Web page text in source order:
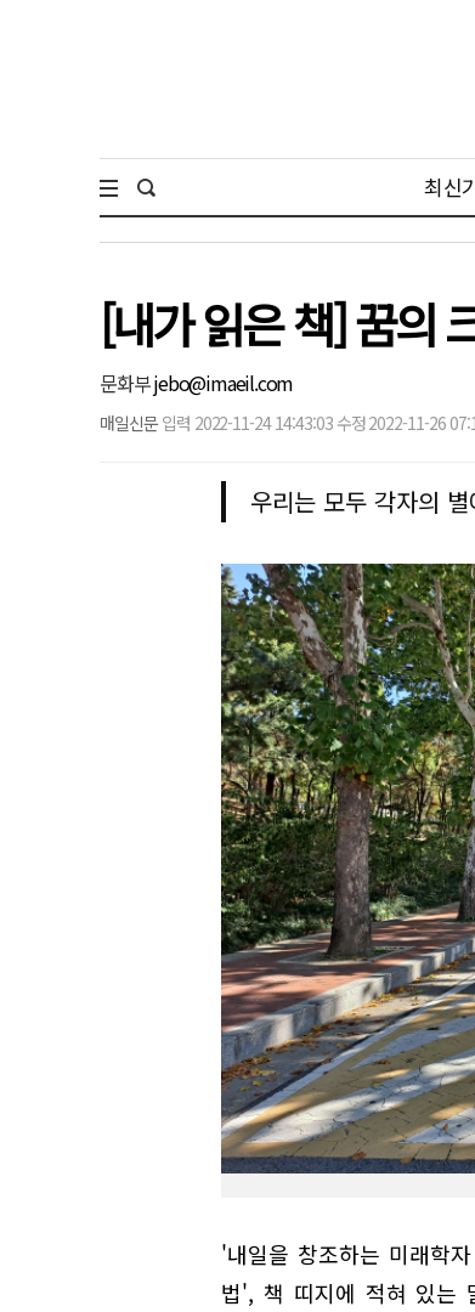
최신
[내가 읽은 책] 꿈의
문화부jebo@imaeil.com
매일신문 입력 2022-11-24 14:43:03 수정 2022-11-26
우리는 모두 각자의
'내일을 창조하는 미래학
법', 책 띠지에 적혀 있는